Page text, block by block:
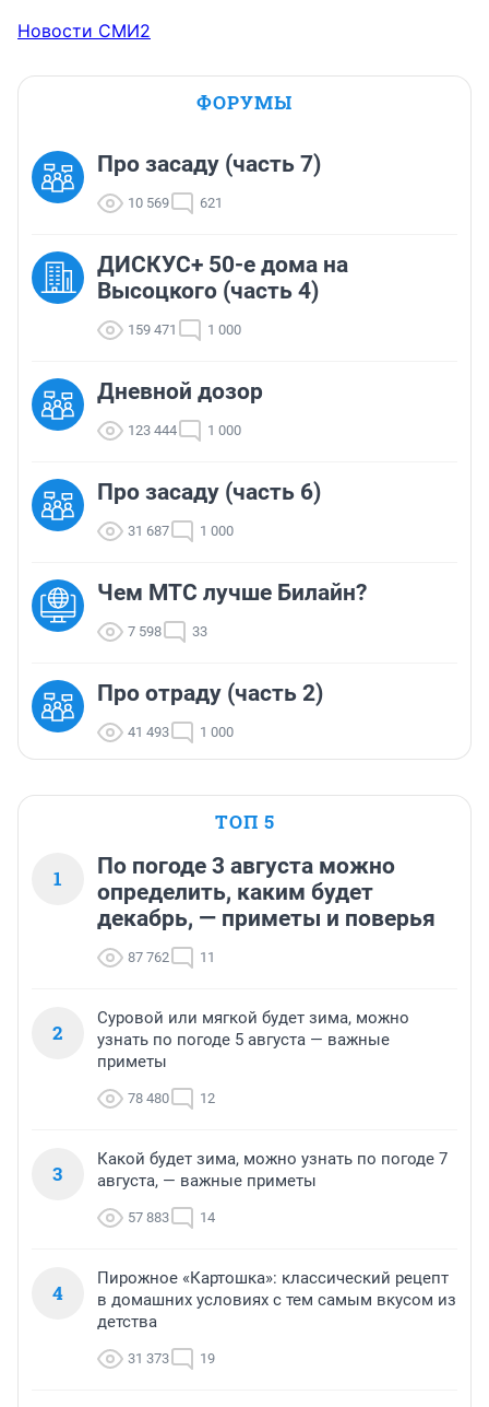
Новости СМИ2
ФОРУМЫ
Про засаду (часть 7)
10 569 621
ДИСКУС+ 50-е дома на
Высоцкого (часть 4)
159 471 1 000
Дневной дозор
123 444 1 000
Про засаду (часть 6)
31 687 1 000
Чем МТС лучше Билайн?
7 598 33
Про отраду (часть 2)
41 493 1 000
ТОП 5
1
По погоде 3 августа можно
определить, каким будет
декабрь, — приметы и поверья
87 762 11
2
Суровой или мягкой будет зима, можно
узнать по погоде 5 августа — важные
приметы
78 480 12
3
Какой будет зима, можно узнать по погоде 7
августа, — важные приметы
57 883 14
4
Пирожное «Картошка»: классический рецепт
в домашних условиях с тем самым вкусом из
детства
31 373 19